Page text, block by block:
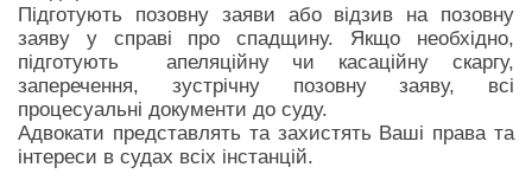
Підготують позовну заяви або відзив на позовну
заяву у справі про спадщину. Якщо необхідно,
підготують апеляційну чи касаційну скаргу,
заперечення, зустрічну позовну заяву, всі
процесуальні документи до суду.
Адвокати представлять та захистять Ваші права та
інтереси в судах всіх інстанцій.